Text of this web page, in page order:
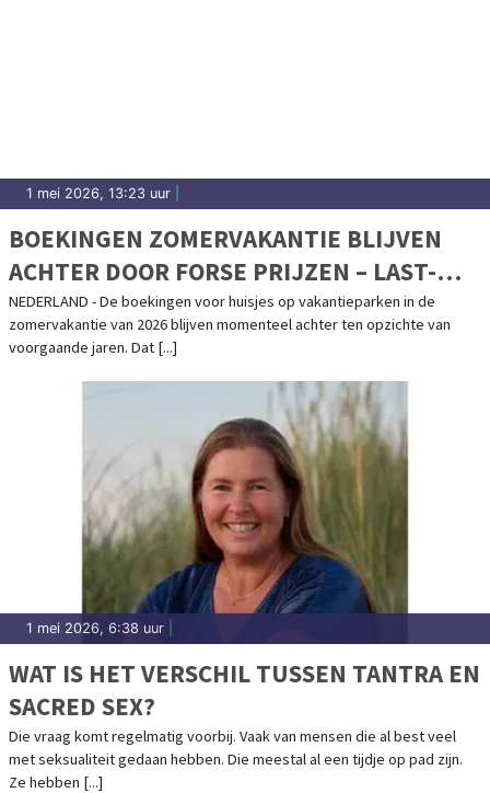
1 mei 2026, 13:23 uur
BOEKINGEN ZOMERVAKANTIE BLIJVEN
ACHTER DOOR FORSE PRIJZEN – LAST-
MINUTE EXPLOSIE VERWACHT
NEDERLAND - De boekingen voor huisjes op vakantieparken in de
zomervakantie van 2026 blijven momenteel achter ten opzichte van
voorgaande jaren. Dat [...]
1 mei 2026, 6:38 uur
WAT IS HET VERSCHIL TUSSEN TANTRA EN
SACRED SEX?
Die vraag komt regelmatig voorbij. Vaak van mensen die al best veel
met seksualiteit gedaan hebben. Die meestal al een tijdje op pad zijn.
Ze hebben [...]